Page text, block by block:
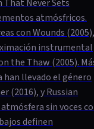
Never Sets
atmósfricos.
con Wounds (2005),
instrumental
the Thaw (2005).
llevado el género
(2016), y Russian
sin voces
definen